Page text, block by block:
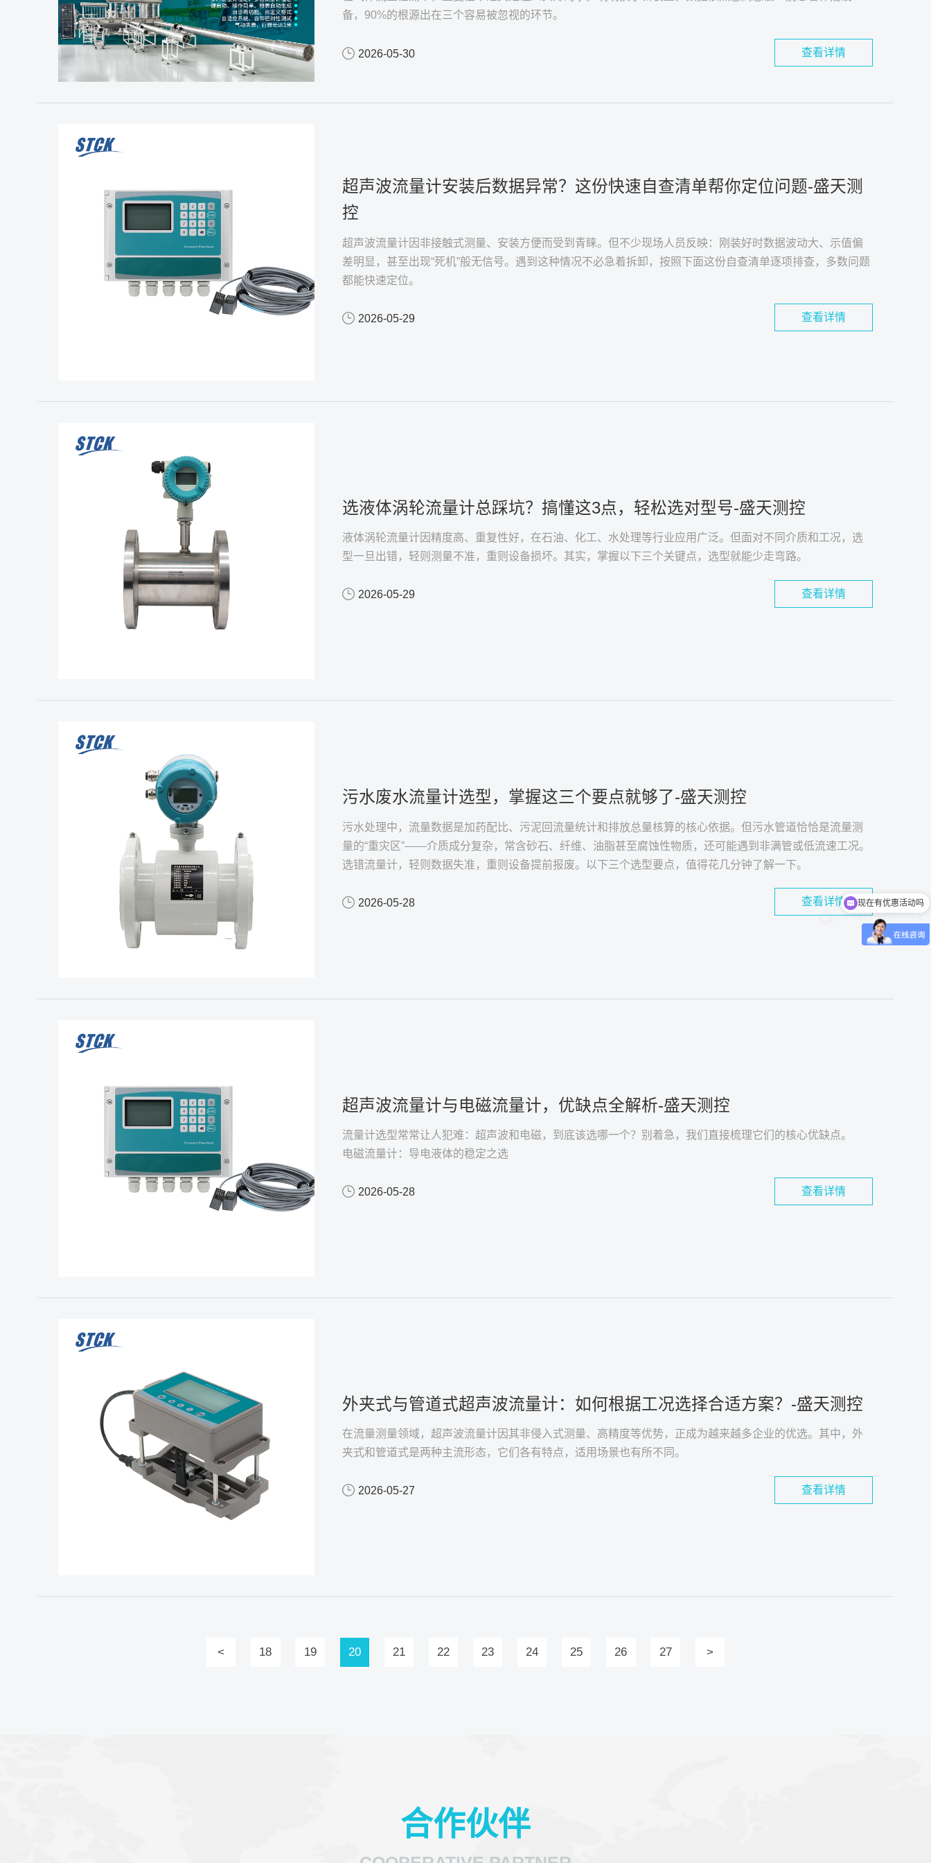
备，90%的根源出在三个容易被忽视的环节。
2026-05-30 查看详情
超声波流量计安装后数据异常？这份快速自查清单帮你定位问题-盛天测
控
超声波流量计因非接触式测量、安装方便而受到青睐。但不少现场人员反映：刚装好时数据波动大、示值偏
差明显，甚至出现“死机”般无信号。遇到这种情况不必急着拆卸，按照下面这份自查清单逐项排查，多数问题
都能快速定位。
2026-05-29 查看详情
选液体涡轮流量计总踩坑？搞懂这3点，轻松选对型号-盛天测控
液体涡轮流量计因精度高、重复性好，在石油、化工、水处理等行业应用广泛。但面对不同介质和工况，选
型一旦出错，轻则测量不准，重则设备损坏。其实，掌握以下三个关键点，选型就能少走弯路。
2026-05-29 查看详情
污水废水流量计选型，掌握这三个要点就够了-盛天测控
污水处理中，流量数据是加药配比、污泥回流量统计和排放总量核算的核心依据。但污水管道恰恰是流量测
量的“重灾区”——介质成分复杂，常含砂石、纤维、油脂甚至腐蚀性物质，还可能遇到非满管或低流速工况。
选错流量计，轻则数据失准，重则设备提前报废。以下三个选型要点，值得花几分钟了解一下。
2026-05-28 查看详情
超声波流量计与电磁流量计，优缺点全解析-盛天测控
流量计选型常常让人犯难：超声波和电磁，到底该选哪一个？别着急，我们直接梳理它们的核心优缺点。
电磁流量计：导电液体的稳定之选
2026-05-28 查看详情
外夹式与管道式超声波流量计：如何根据工况选择合适方案？-盛天测控
在流量测量领域，超声波流量计因其非侵入式测量、高精度等优势，正成为越来越多企业的优选。其中，外
夹式和管道式是两种主流形态，它们各有特点，适用场景也有所不同。
2026-05-27 查看详情
< 18 19 20 21 22 23 24 25 26 27 >
合作伙伴
可以介绍下你们的产品么